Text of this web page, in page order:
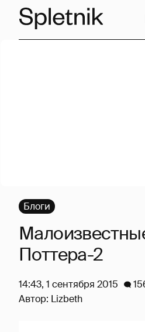
Блоги
Поттера-2
14:43, 1 сентября 2015
Автор: Lizbeth